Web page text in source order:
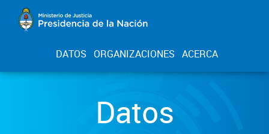
DATOS ORGANIZACIONES ACERCA
Datos